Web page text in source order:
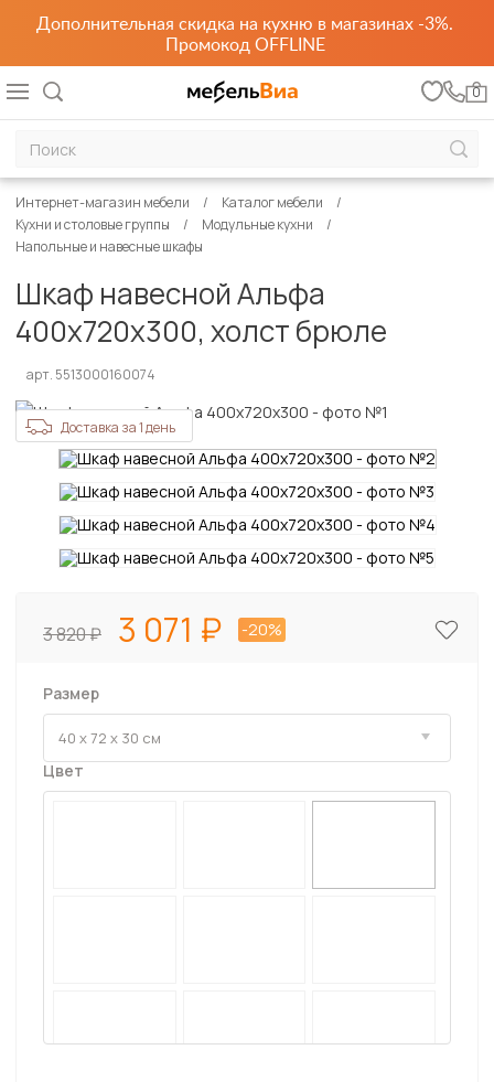
Дополнительная скидка на кухню в магазинах -3%.
Промокод OFFLINE
0
Интернет-магазин мебели
Каталог мебели
Кухни и столовые группы
Модульные кухни
Напольные и навесные шкафы
Шкаф навесной Альфа
400х720х300, холст брюле
арт. 5513000160074
Доставка за 1 день
3 820 3 071 -20%
Размер
Цвет